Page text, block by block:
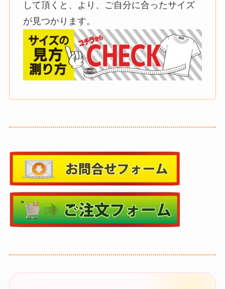
して頂くと、より、ご自分に合ったサイズ
が見つかります。